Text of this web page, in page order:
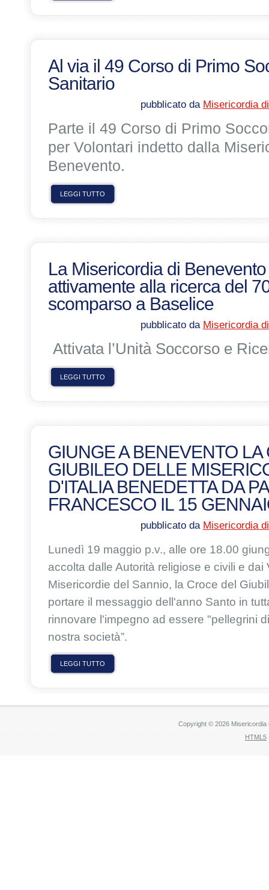
Al via il 49 Corso di Primo
Sanitario
pubblicato da Misericordia
Parte il 49 Corso di Primo
per Volontari indetto dalla
Benevento.
LEGGI TUTTO
La Misericordia di
attivamente alla ricerca del
scomparso a Baselice
pubblicato da Misericordia
Attivata l’Unità Soccorso e
LEGGI TUTTO
GIUNGE A BENEVENTO
GIUBILEO DELLE
D'ITALIA BENEDETTA DA
FRANCESCO IL 15
pubblicato da Misericordia
Lunedì 19 maggio p.v., alle ore 18.00
accolta dalle Autorità religiose e civili e dai
Misericordie del Sannio, la Croce del
portare il messaggio dell'anno Santo in
rinnovare l'impegno ad essere "pellegrini
nostra società”.
LEGGI TUTTO
Copyright © 2026
HTML5